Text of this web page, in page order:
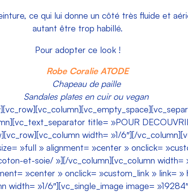
ce qui lui donne un côté très fluide et
autant être trop habillé.
Pour adopter ce look !
Robe Coralie ATODE
Chapeau de paille
Sandales plates en cuir ou vegan
title= »POUR
width= »1/6″][/
»full » alignment= »center » onclick=
et-soie/ »][/vc_column][vc_column width=
»center » onclick= »custom_link » link=
»1/6″][vc_single_image image=